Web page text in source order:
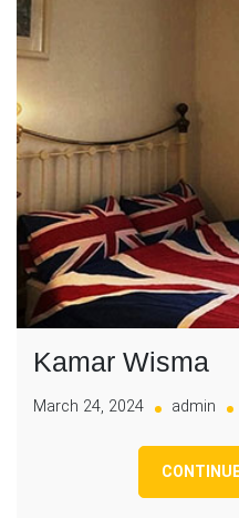
Kamar Wisma
March 24, 2024 admin